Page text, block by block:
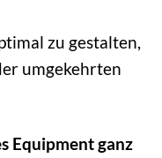
zu gestalten,
umgekehrten
Equipment ganz